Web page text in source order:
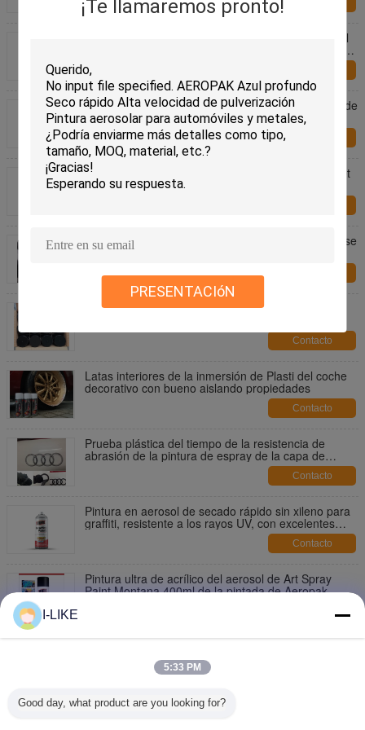
¡Te llamaremos pronto!
PRESENTACIóN
Limpiador de ruedas Productos para el cuidado del
automóvil Romove Polvo de frenos para todo tipo de
Productos más limpios del removedor de la rueda de
coche del freno de la rueda sin ácido del polvo
500ml Productos para el cuidado del automóvil Wet
Look Finish Untouchable Tire Shine Spray
VOC bajo Matte Peelable Rubber Spray Paint a base
de agua para el coche
Pintura de espray de goma a base de agua de
madera 400ml Contacto
Latas interiores de la inmersión de Plasti del coche
decorativo con bueno aislando propiedades
Contacto
Prueba plástica del tiempo de la resistencia de
abrasión de la pintura de espray de la capa de
Contacto
Pintura en aerosol de secado rápido sin xileno para
graffiti, resistente a los rayos UV, con excelentes
Contacto
Pintura ultra de acrílico del aerosol de Art Spray
Paint Montana 400ml de la pintada de Aeropak
Spray Paint Multi Color opcional
Certificado de Luster High Coverage MSDS de la
I-LIKE
5:33 PM
Good day, what product are you looking for?